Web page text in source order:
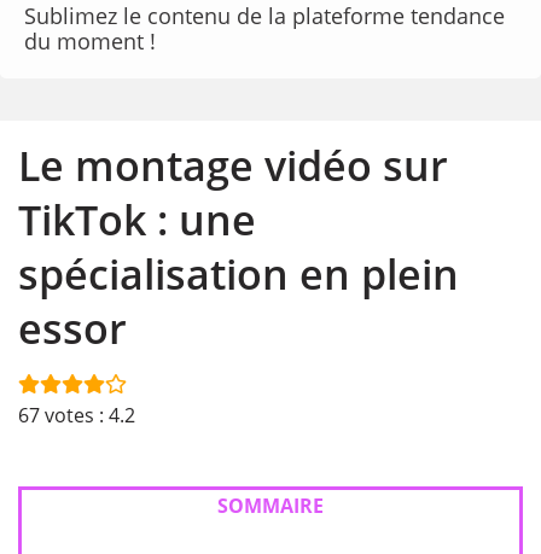
Sublimez le contenu de la plateforme tendance
du moment !
Le montage vidéo sur
TikTok : une
spécialisation en plein
essor
67votes : 4.2
SOMMAIRE